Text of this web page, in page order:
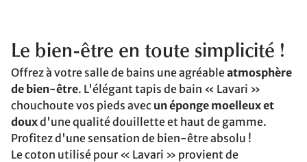
Le bien-être en toute simplicité !
Offrez à votre salle de bains une agréableatmosphère
de bien-être. L'élégant tapis de bain « Lavari »
chouchoute vos pieds avec un éponge moelleux et
douxd'une qualité douillette et haut de gamme.
Profitez d'une sensation de bien-être absolu !
Le coton utilisé pour « Lavari » provient de